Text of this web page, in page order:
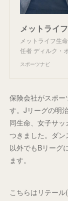
メットライフ生
任者 ディルク・
スポーツナビ
保険会社がスポー
す。Jリーグの明
同生命、女子サ
つきました。ダ
以外でもBリーグ
ます。
こちらはリテー